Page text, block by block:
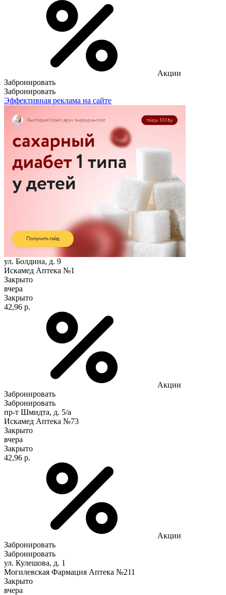
Акции
Забронировать
Забронировать
Эффективная реклама на сайте
ул. Болдина, д. 9
Искамед Аптека №1
Закрыто
вчера
Закрыто
42,96 р.
Акции
Забронировать
Забронировать
пр-т Шмидта, д. 5/а
Искамед Аптека №73
Закрыто
вчера
Закрыто
42,96 р.
Акции
Забронировать
Забронировать
ул. Кулешова, д. 1
Могилевская Фармация Аптека №211
Закрыто
вчера